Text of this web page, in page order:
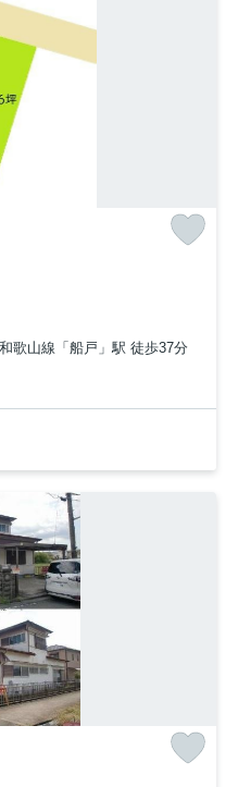
和歌山線「船戸」駅 徒歩37分